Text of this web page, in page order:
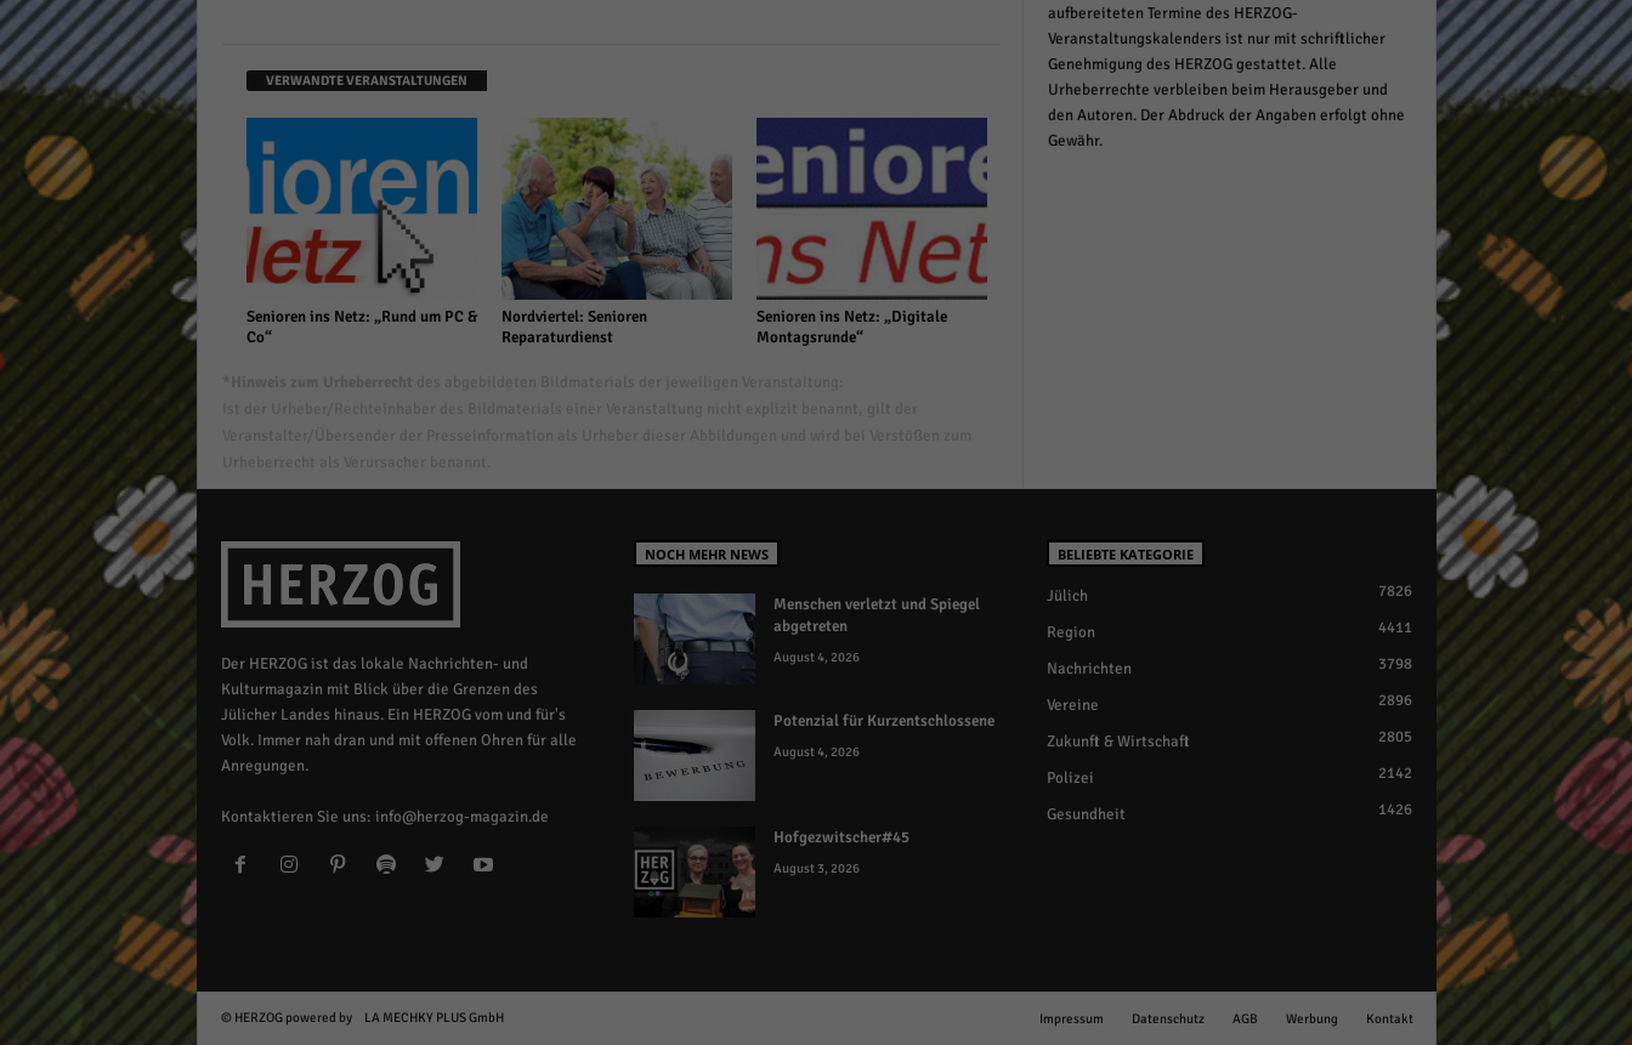
VERWANDTE VERANSTALTUNGEN
Senioren ins Netz: „Rund um PC &
Co“
Nordviertel: Senioren
Reparaturdienst
Senioren ins Netz: „Digitale
Montagsrunde“
aufbereiteten Termine des HERZOG-
Veranstaltungskalenders ist nur mit schriftlicher
Genehmigung des HERZOG gestattet. Alle
Urheberrechte verbleiben beim Herausgeber und
den Autoren. Der Abdruck der Angaben erfolgt ohne
Gewähr.
Der HERZOG ist das lokale Nachrichten- und
Kulturmagazin mit Blick über die Grenzen des
Jülicher Landes hinaus. Ein HERZOG vom und für's
Volk. Immer nah dran und mit offenen Ohren für alle
Anregungen.
Kontaktieren Sie uns: info@herzog-magazin.de
NOCH MEHR NEWS
Menschen verletzt und Spiegel
abgetreten
August 4, 2026
Potenzial für Kurzentschlossene
August 4, 2026
Hofgezwitscher#45
August 3, 2026
BELIEBTE KATEGORIE
Jülich 7826
Region 4411
Nachrichten 3798
Vereine 2896
Zukunft & Wirtschaft 2805
Polizei 2142
Gesundheit 1426
Impressum Datenschutz AGB Werbung Kontakt
© HERZOG powered by LA MECHKY PLUS GmbH